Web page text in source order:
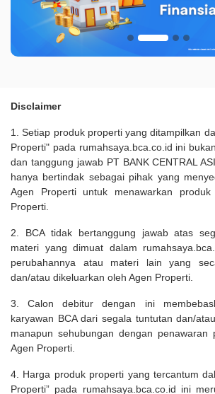
Disclaimer
1. Setiap produk properti yang ditampilkan
Properti" pada rumahsaya.bca.co.id ini
dan tanggung jawab PT BANK CENTRAL
hanya bertindak sebagai pihak yang
Agen Properti untuk menawarkan
Properti.
2. BCA tidak bertanggung jawab atas
materi yang dimuat dalam
perubahannya atau materi lain yang
dan/atau dikeluarkan oleh Agen Properti.
3. Calon debitur dengan ini
karyawan BCA dari segala tuntutan dan/
manapun sehubungan dengan penawaran
Agen Properti.
4. Harga produk properti yang tercantum
Properti” pada rumahsaya.bca.co.id ini